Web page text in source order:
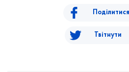
Поділитися
Твітнути